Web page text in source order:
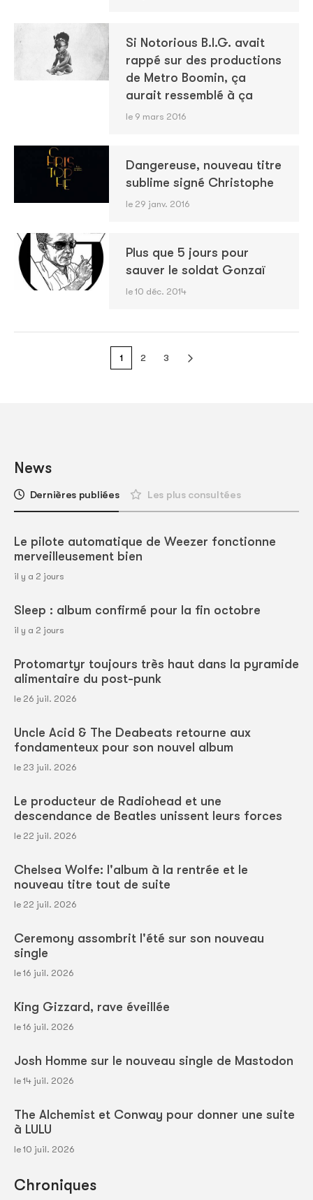
Si Notorious B.I.G. avait
rappé sur des productions
de Metro Boomin, ça
aurait ressemblé à ça
le 9 mars 2016
Dangereuse, nouveau titre
sublime signé Christophe
le 29 janv. 2016
Plus que 5 jours pour
sauver le soldat Gonzaï
le 10 déc. 2014
1 2 3
News
Dernières publiées Les plus consultées
Le pilote automatique de Weezer fonctionne
merveilleusement bien
il y a 2 jours
Sleep : album confirmé pour la fin octobre
il y a 2 jours
Protomartyr toujours très haut dans la pyramide
alimentaire du post-punk
le 26 juil. 2026
Uncle Acid & The Deabeats retourne aux
fondamenteux pour son nouvel album
le 23 juil. 2026
Le producteur de Radiohead et une
descendance de Beatles unissent leurs forces
le 22 juil. 2026
Chelsea Wolfe: l'album à la rentrée et le
nouveau titre tout de suite
le 22 juil. 2026
Ceremony assombrit l'été sur son nouveau
single
le 16 juil. 2026
King Gizzard, rave éveillée
le 16 juil. 2026
Josh Homme sur le nouveau single de Mastodon
le 14 juil. 2026
The Alchemist et Conway pour donner une suite
à LULU
le 10 juil. 2026
Chroniques